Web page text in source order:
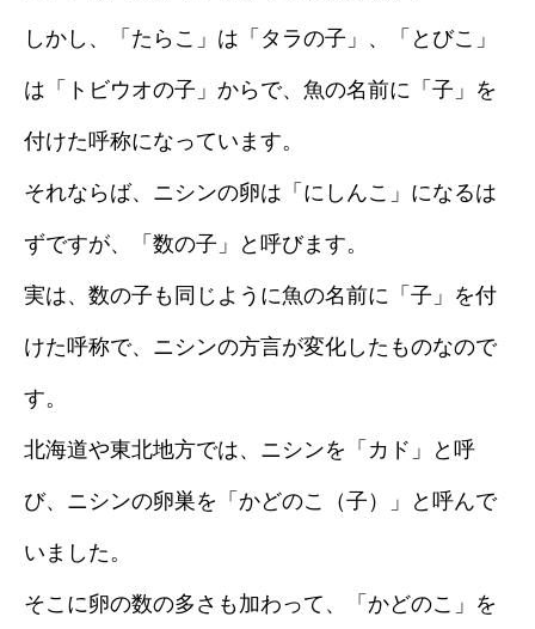
しかし、「たらこ」は「タラの子」、「とびこ」
は「トビウオの子」からで、魚の名前に「子」を
付けた呼称になっています。
それならば、ニシンの卵は「にしんこ」になるは
ずですが、「数の子」と呼びます。
実は、数の子も同じように魚の名前に「子」を付
けた呼称で、ニシンの方言が変化したものなので
す。
北海道や東北地方では、ニシンを「カド」と呼
び、ニシンの卵巣を「かどのこ（子）」と呼んで
いました。
そこに卵の数の多さも加わって、「かどのこ」を